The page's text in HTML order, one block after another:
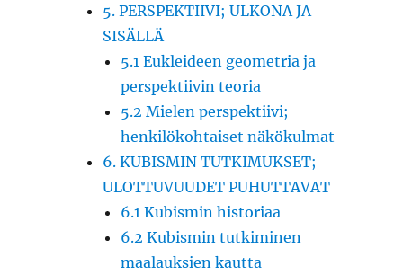
5. PERSPEKTIIVI; ULKONA JA
SISÄLLÄ
5.1 Eukleideen geometria ja
perspektiivin teoria
5.2 Mielen perspektiivi;
henkilökohtaiset näkökulmat
6. KUBISMIN TUTKIMUKSET;
ULOTTUVUUDET PUHUTTAVAT
6.1 Kubismin historiaa
6.2 Kubismin tutkiminen
maalauksien kautta